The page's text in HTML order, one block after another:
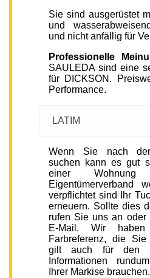
Sie sind ausgerüstet
und
und nicht anfällig für
Professionelle
SAULEDA sind eine
für DICKSON.
Performance.
LATIM
Wenn Sie nach
suchen kann es gut
einer
Eigentümerverband
verpflichtet sind Ihr
erneuern. Sollte dies
rufen Sie uns an oder
E-Mail. Wir
Farbreferenz, die
gilt auch für den
Informationen
Ihrer Markise brauchen.